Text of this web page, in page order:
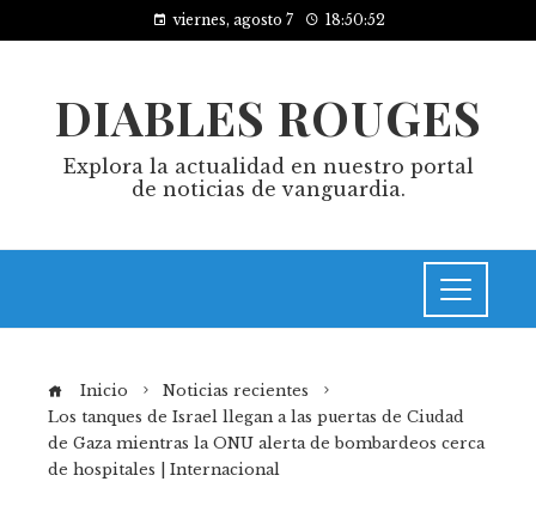
viernes, agosto 7 18:50:53
DIABLES ROUGES
Explora la actualidad en nuestro portal
de noticias de vanguardia.
Inicio
Noticias recientes
Los tanques de Israel llegan a las puertas de Ciudad
de Gaza mientras la ONU alerta de bombardeos cerca
de hospitales | Internacional